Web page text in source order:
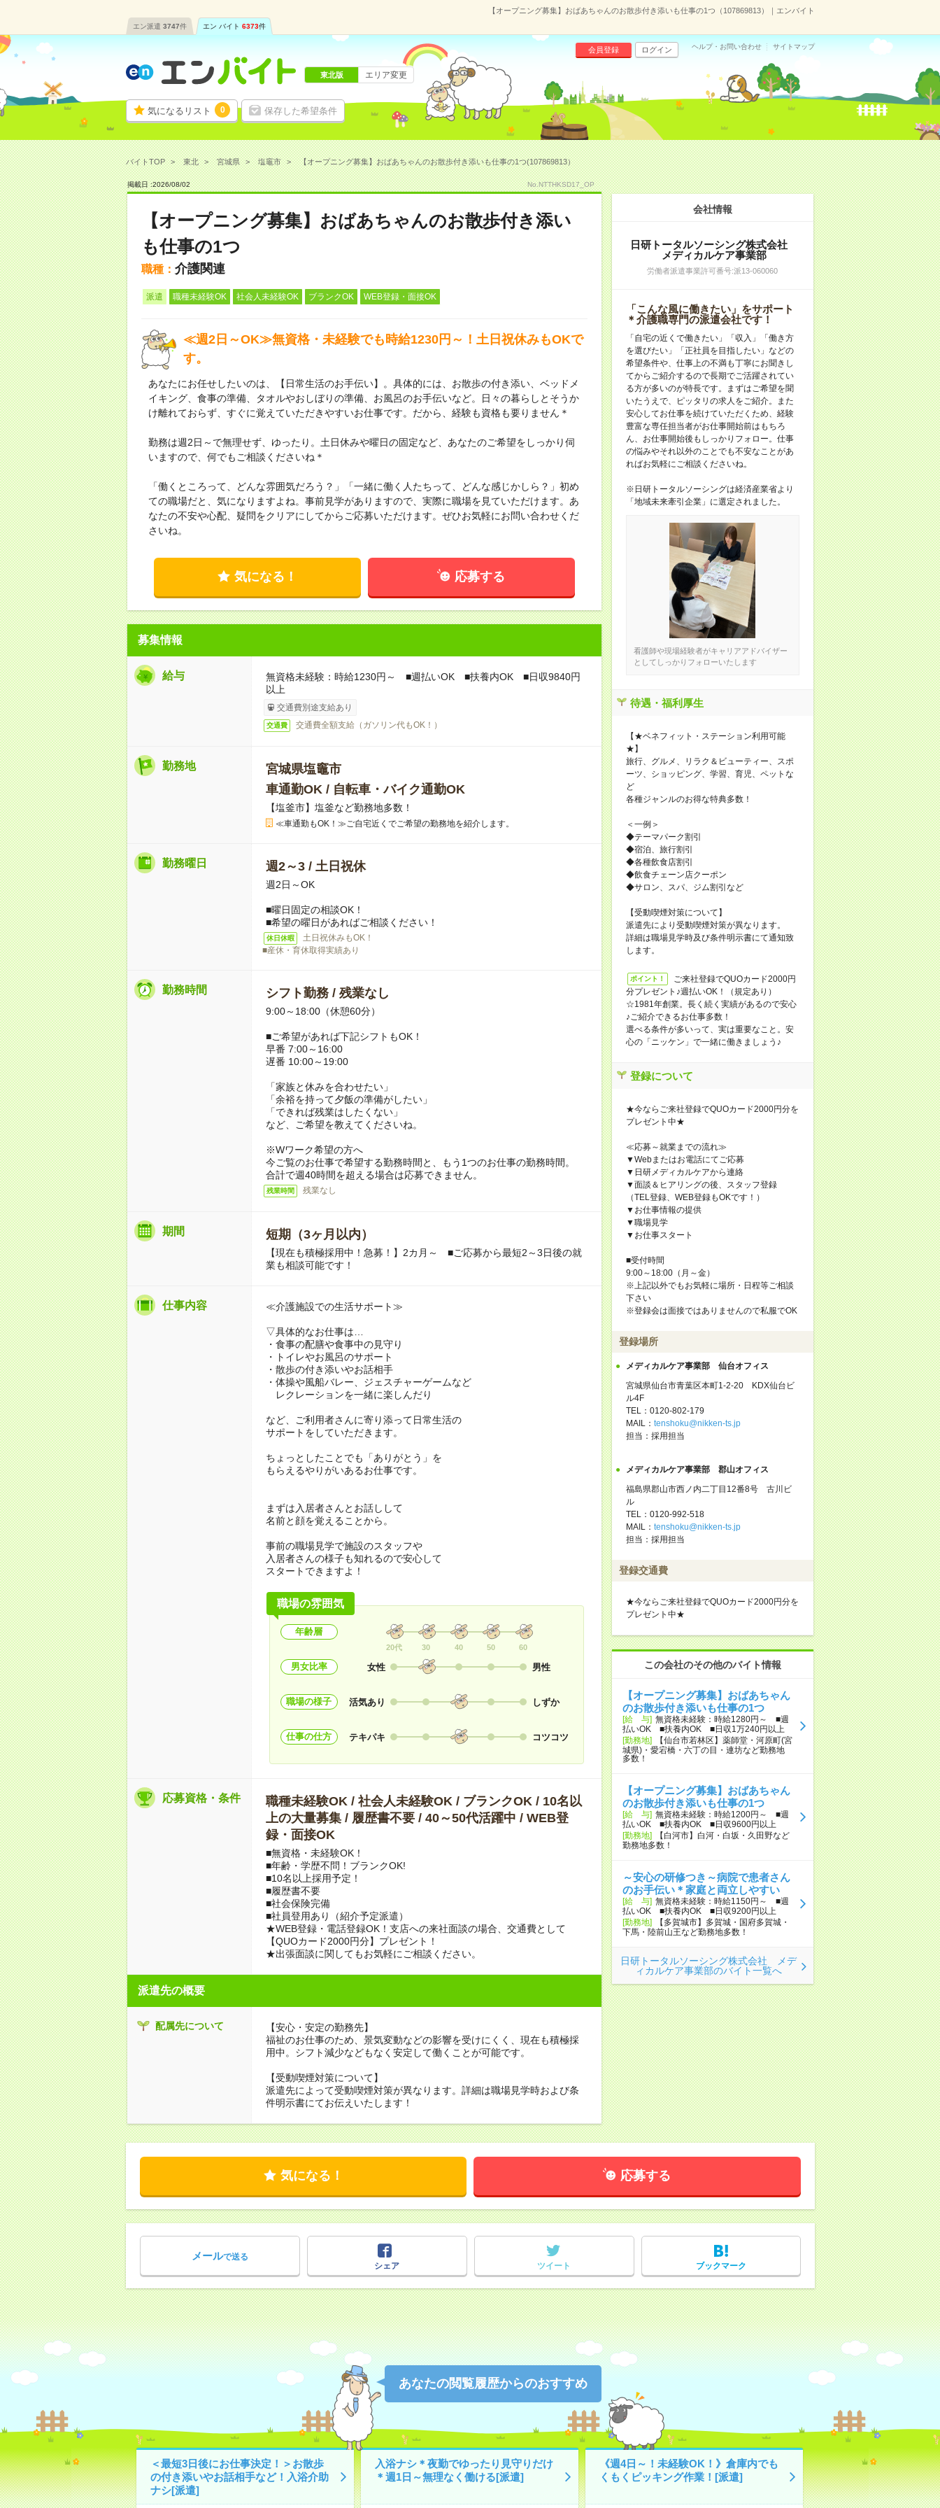
【オープニング募集】おばあちゃんのお散歩付き添いも仕事の1つ（107869813）｜エンバイト
エン派遣 3747件 エン バイト 6373件
気になるリスト 0 保存した希望条件
会員登録 ログイン ヘルプ・お問い合わせ サイトマップ
東北版 エリア変更
バイトTOP 東北 宮城県 塩竈市 【オープニング募集】おばあちゃんのお散歩付き添いも仕事の1つ(107869813）
掲載日 :2026/08/02 No.NTTHKSD17_OP
【オープニング募集】おばあちゃんのお散歩付き添い
も仕事の1つ
職種： 介護関連
派遣 職種未経験OK 社会人未経験OK ブランクOK WEB登録・面接OK
≪週2日～OK≫無資格・未経験でも時給1230円～！土日祝休みもOKで
す。
あなたにお任せしたいのは、【日常生活のお手伝い】。具体的には、お散歩の付き添い、ベッドメ
イキング、食事の準備、タオルやおしぼりの準備、お風呂のお手伝いなど。日々の暮らしとそうか
け離れておらず、すぐに覚えていただきやすいお仕事です。だから、経験も資格も要りません＊
勤務は週2日～で無理せず、ゆったり。土日休みや曜日の固定など、あなたのご希望をしっかり伺
いますので、何でもご相談くださいね＊
「働くところって、どんな雰囲気だろう？」「一緒に働く人たちって、どんな感じかしら？」初め
ての職場だと、気になりますよね。事前見学がありますので、実際に職場を見ていただけます。あ
なたの不安や心配、疑問をクリアにしてからご応募いただけます。ぜひお気軽にお問い合わせくだ
さいね。
気になる！ 応募する
募集情報
給与
無資格未経験：時給1230円～ ■週払いOK ■扶養内OK ■日収9840円
以上
交通費別途支給あり
交通費 交通費全額支給（ガソリン代もOK！）
勤務地
宮城県塩竈市
車通勤OK / 自転車・バイク通勤OK
【塩釜市】塩釜など勤務地多数！
≪車通勤もOK！≫ご自宅近くでご希望の勤務地を紹介します。
勤務曜日 週2～3 / 土日祝休
週2日～OK
■曜日固定の相談OK！
■希望の曜日があればご相談ください！
休日休暇
土日祝休みもOK！
■産休・育休取得実績あり
勤務時間 シフト勤務 / 残業なし
9:00～18:00（休憩60分）
■ご希望があれば下記シフトもOK！
早番 7:00～16:00
遅番 10:00～19:00
「家族と休みを合わせたい」
「余裕を持って夕飯の準備がしたい」
「できれば残業はしたくない」
など、ご希望を教えてくださいね。
※Wワーク希望の方へ
今ご覧のお仕事で希望する勤務時間と、もう1つのお仕事の勤務時間。
合計で週40時間を超える場合は応募できません。
残業時間 残業なし
期間 短期（3ヶ月以内）
【現在も積極採用中！急募！】2カ月～ ■ご応募から最短2～3日後の就
業も相談可能です！
仕事内容 ≪介護施設での生活サポート≫
▽具体的なお仕事は…
・食事の配膳や食事中の見守り
・トイレやお風呂のサポート
・散歩の付き添いやお話相手
・体操や風船バレー、ジェスチャーゲームなど
レクレーションを一緒に楽しんだり
など、ご利用者さんに寄り添って日常生活の
サポートをしていただきます。
ちょっとしたことでも「ありがとう」を
もらえるやりがいあるお仕事です。
まずは入居者さんとお話しして
名前と顔を覚えることから。
事前の職場見学で施設のスタッフや
入居者さんの様子も知れるので安心して
スタートできますよ！
職場の雰囲気
年齢層
20代 30 40 50 60
男女比率 女性 男性
職場の様子 活気あり しずか
仕事の仕方 テキパキ コツコツ
応募資格・条件
職種未経験OK / 社会人未経験OK / ブランクOK / 10名以
上の大量募集 / 履歴書不要 / 40～50代活躍中 / WEB登
録・面接OK
■無資格・未経験OK！
■年齢・学歴不問！ブランクOK!
■10名以上採用予定！
■履歴書不要
■社会保険完備
■社員登用あり（紹介予定派遣）
★WEB登録・電話登録OK！支店への来社面談の場合、交通費として
【QUOカード2000円分】プレゼント！
★出張面談に関してもお気軽にご相談ください。
派遣先の概要
配属先について
【安心・安定の勤務先】
福祉のお仕事のため、景気変動などの影響を受けにくく、現在も積極採
用中。シフト減少などもなく安定して働くことが可能です。
【受動喫煙対策について】
派遣先によって受動喫煙対策が異なります。詳細は職場見学時および条
件明示書にてお伝えいたします！
会社情報
日研トータルソーシング株式会社
メディカルケア事業部
労働者派遣事業許可番号:派13-060060
「こんな風に働きたい」をサポート
＊介護職専門の派遣会社です！
「自宅の近くで働きたい」「収入」「働き方
を選びたい」「正社員を目指したい」などの
希望条件や、仕事上の不満も丁寧にお聞きし
てからご紹介するので長期でご活躍されてい
る方が多いのが特長です。まずはご希望を聞
いたうえで、ピッタリの求人をご紹介。また
安心してお仕事を続けていただくため、経験
豊富な専任担当者がお仕事開始前はもちろ
ん、お仕事開始後もしっかりフォロー。仕事
の悩みやそれ以外のことでも不安なことがあ
ればお気軽にご相談くださいね。
※日研トータルソーシングは経済産業省より
「地域未来牽引企業」に選定されました。
看護師や現場経験者がキャリアアドバイザー
としてしっかりフォローいたします
待遇・福利厚生
【★ベネフィット・ステーション利用可能
★】
旅行、グルメ、リラク＆ビューティー、スポ
ーツ、ショッピング、学習、育児、ペットな
ど
各種ジャンルのお得な特典多数！
＜一例＞
◆テーマパーク割引
◆宿泊、旅行割引
◆各種飲食店割引
◆飲食チェーン店クーポン
◆サロン、スパ、ジム割引など
【受動喫煙対策について】
派遣先により受動喫煙対策が異なります。
詳細は職場見学時及び条件明示書にて通知致
します。
ポイント！
ご来社登録でQUOカード2000円
分プレゼント♪週払いOK！（規定あり）
☆1981年創業。長く続く実績があるので安心
♪ご紹介できるお仕事多数！
選べる条件が多いって、実は重要なこと。安
心の「ニッケン」で一緒に働きましょう♪
登録について
★今ならご来社登録でQUOカード2000円分を
プレゼント中★
≪応募～就業までの流れ≫
▼Webまたはお電話にてご応募
▼日研メディカルケアから連絡
▼面談＆ヒアリングの後、スタッフ登録
（TEL登録、WEB登録もOKです！）
▼お仕事情報の提供
▼職場見学
▼お仕事スタート
■受付時間
9:00～18:00（月～金）
※上記以外でもお気軽に場所・日程等ご相談
下さい
※登録会は面接ではありませんので私服でOK
登録場所
メディカルケア事業部 仙台オフィス
宮城県仙台市青葉区本町1-2-20 KDX仙台ビ
ル4F
TEL：0120-802-179
MAIL： tenshoku@nikken-ts.jp
担当：採用担当
メディカルケア事業部 郡山オフィス
福島県郡山市西ノ内二丁目12番8号 古川ビ
ル
TEL：0120-992-518
MAIL： tenshoku@nikken-ts.jp
担当：採用担当
登録交通費
★今ならご来社登録でQUOカード2000円分を
プレゼント中★
この会社のその他のバイト情報
【オープニング募集】おばあちゃん
のお散歩付き添いも仕事の1つ
[給 与] 無資格未経験：時給1280円～ ■週
払いOK ■扶養内OK ■日収1万240円以上
[勤務地]
【仙台市若林区】薬師堂・河原町(宮
城県)・愛宕橋・六丁の目・連坊など勤務地
多数！
【オープニング募集】おばあちゃん
のお散歩付き添いも仕事の1つ
[給 与] 無資格未経験：時給1200円～ ■週
払いOK ■扶養内OK ■日収9600円以上
[勤務地]
【白河市】白河・白坂・久田野など
勤務地多数！
～安心の研修つき～病院で患者さん
のお手伝い＊家庭と両立しやすい
[給 与] 無資格未経験：時給1150円～ ■週
払いOK ■扶養内OK ■日収9200円以上
[勤務地]
【多賀城市】多賀城・国府多賀城・
下馬・陸前山王など勤務地多数！
日研トータルソーシング株式会社 メデ
ィカルケア事業部のバイト一覧へ
気になる！ 応募する
メールで送る
シェア
ツイート ブックマーク
あなたの閲覧履歴からのおすすめ
＜最短3日後にお仕事決定！＞お散歩
の付き添いやお話相手など！入浴介助
ナシ[派遣]
入浴ナシ＊夜勤でゆったり見守りだけ
＊週1日～無理なく働ける[派遣]
《週4日～！未経験OK！》倉庫内でも
くもくピッキング作業！[派遣]